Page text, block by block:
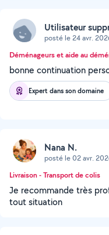
Utilisateur
posté le 24 avr.
Déménageurs et aide au
bonne continuation
Expert dans son domaine
Nana N.
posté le 02 avr.
Livraison - Transport de colis
Je recommande très
tout situation